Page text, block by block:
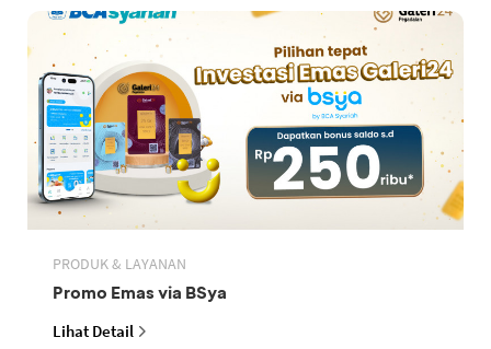
PRODUK & LAYANAN
Promo Emas via BSya
Lihat Detail